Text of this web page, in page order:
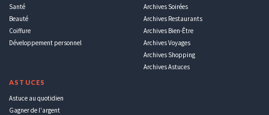
Santé
Beauté
Coiffure
Développement personnel
ASTUCES
Astuce au quotidien
Gagner de l'argent
Archives Soirées
Archives Restaurants
Archives Bien-Être
Archives Voyages
Archives Shopping
Archives Astuces